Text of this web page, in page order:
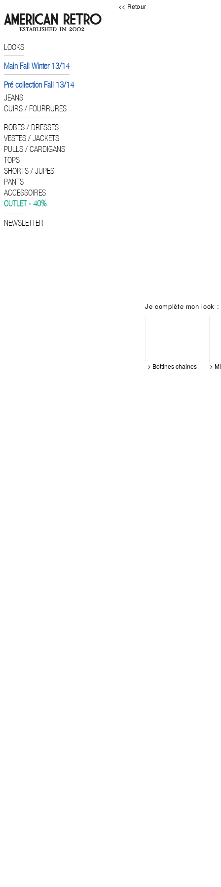
<< Retour
LOOKS
Main Fall Winter 13/14
Pré collection Fall 13/14
JEANS
CUIRS / FOURRURES
ROBES / DRESSES
VESTES / JACKETS
PULLS / CARDIGANS
TOPS
SHORTS / JUPES
PANTS
ACCESSOIRES
OUTLET - 40%
NEWSLETTER
Je complète mon look :
> Bottines chaines >